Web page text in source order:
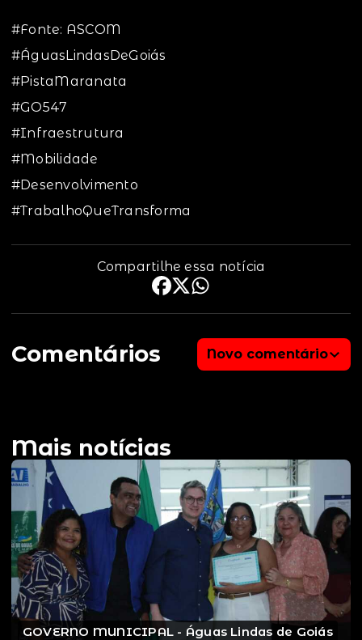
#Fonte: ASCOM
#ÁguasLindasDeGoiás
#PistaMaranata
#GO547
#Infraestrutura
#Mobilidade
#Desenvolvimento
#TrabalhoQueTransforma
Compartilhe essa notícia
Comentários Novo comentário
Mais notícias
GOVERNO MUNICIPAL - Águas Lindas de Goiás